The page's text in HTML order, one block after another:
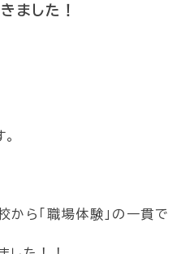
ました！
から「職場体験」の一貫で